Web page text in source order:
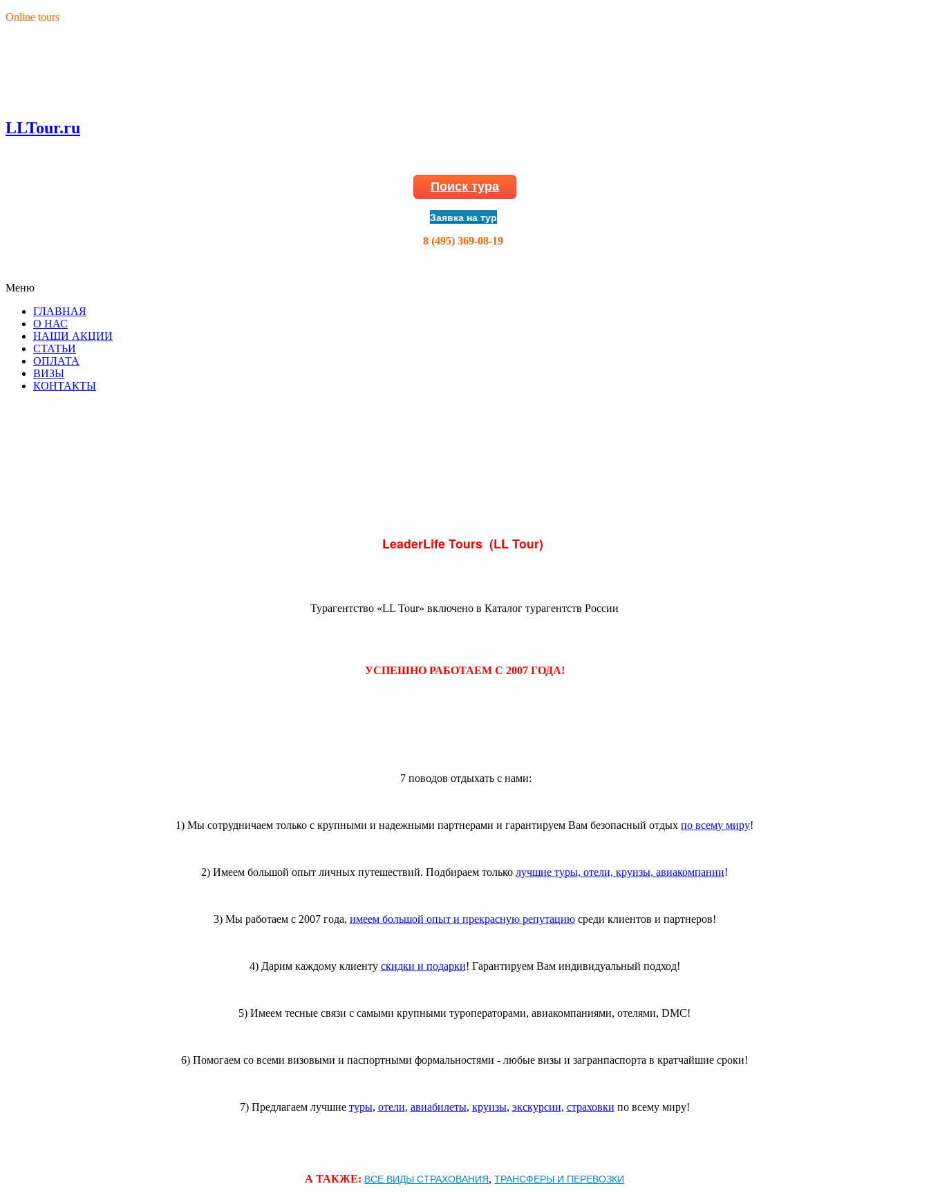
Перейти к основному содержанию
Online tours
LLTour.ru
Поиск тура
Заявка на тур
8 (495) 369-08-19
Меню
Главное меню
ГЛАВНАЯ
О НАС
НАШИ АКЦИИ
СТАТЬИ
ОПЛАТА
ВИЗЫ
КОНТАКТЫ
LeaderLife Tours (LL Tour)
Турагентство «LL Tour» включено в Каталог турагентств России
УСПЕШНО РАБОТАЕМ С 2007 ГОДА!
7 поводов отдыхать с нами:
1) Мы сотрудничаем только с крупными и надежными партнерами и гарантируем Вам безопасный отдых по всему миру!
2) Имеем большой опыт личных путешествий. Подбираем только лучшие туры, отели, круизы, авиакомпании!
3) Мы работаем с 2007 года, имеем большой опыт и прекрасную репутациюсреди клиентов и партнеров!
4) Дарим каждому клиенту скидки и подарки! Гарантируем Вам индивидуальный подход!
5) Имеем тесные связи с самыми крупными туроператорами, авиакомпаниями, отелями, DMC!
6) Помогаем со всеми визовыми и паспортными формальностями - любые визы и загранпаспорта в кратчайшие сроки!
7) Предлагаем лучшие туры, отели, авиабилеты, круизы, экскурсии, страховки по всему миру!
А ТАКЖЕ: ВСЕ ВИДЫ СТРАХОВАНИЯ, ТРАНСФЕРЫ И ПЕРЕВОЗКИ